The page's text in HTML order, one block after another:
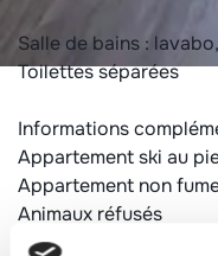
Salle de bains :
Toilettes séparées
Informations
Appartement ski au
Appartement non
Animaux réfusés
Equipé de couettes